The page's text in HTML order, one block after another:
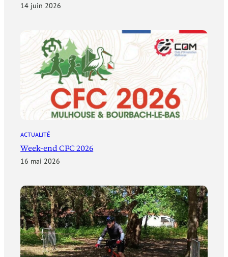
14 juin 2026
ACTUALITÉ
Week-end CFC 2026
16 mai 2026